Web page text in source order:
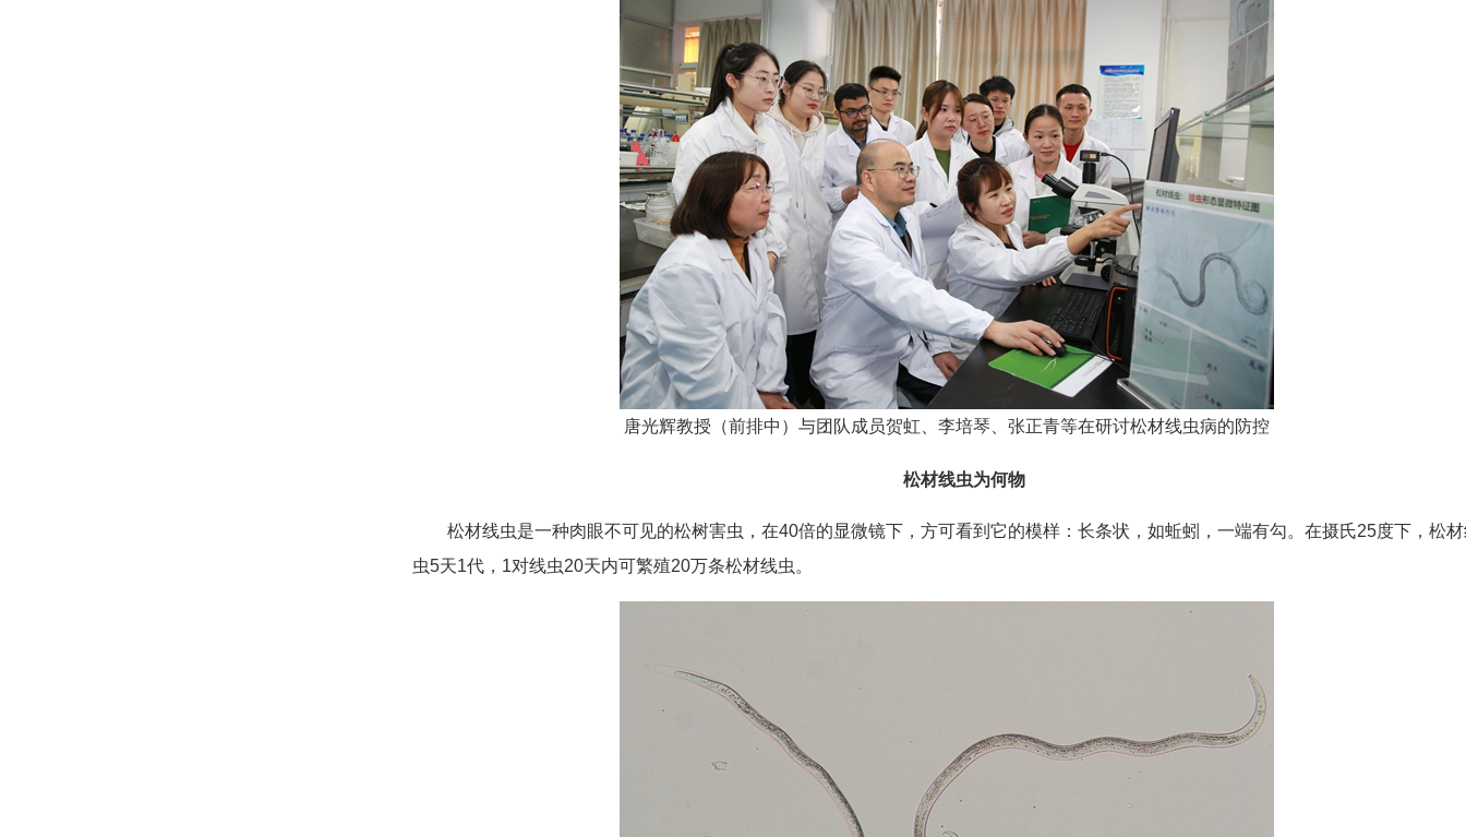
唐光辉教授（前排中）与团队成员贺虹、李培琴、张正青等在研讨松材线虫病的防控
松材线虫为何物
松材线虫是一种肉眼不可见的松树害虫，在40倍的显微镜下，方可看到它的模样：长条状，如蚯蚓，一端有勾。在摄氏25度下，松
虫5天1代，1对线虫20天内可繁殖20万条松材线虫。